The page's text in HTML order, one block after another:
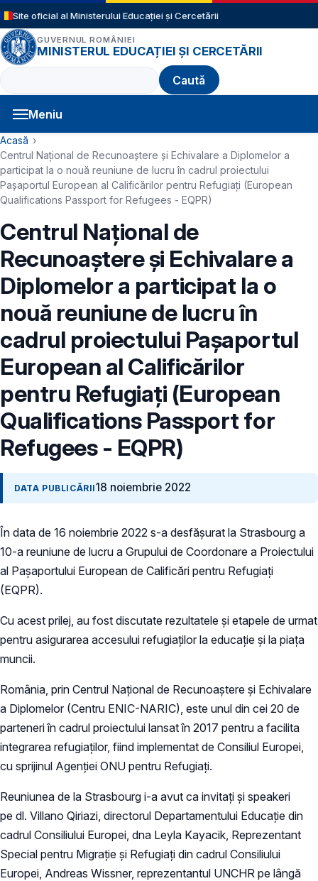
Sari la conținutul principal
Site oficial al Ministerului Educației și Cercetării
GUVERNUL ROMÂNIEI
MINISTERUL EDUCAȚIEI ȘI CERCETĂRII
Caută
Meniu
Navigație principală
Cale de navigare
Acasă
Centrul Național de Recunoaștere și Echivalare a Diplomelor a
participat la o nouă reuniune de lucru în cadrul proiectului
Pașaportul European al Calificărilor pentru Refugiați (European
Qualifications Passport for Refugees - EQPR)
Centrul Național de
Recunoaștere și Echivalare a
Diplomelor a participat la o
nouă reuniune de lucru în
cadrul proiectului Pașaportul
European al Calificărilor
pentru Refugiați (European
Qualifications Passport for
Refugees - EQPR)
DATA PUBLICĂRII18 noiembrie 2022
În data de 16 noiembrie 2022 s-a desfășurat la Strasbourg a
10-a reuniune de lucru a Grupului de Coordonare a Proiectului
al Pașaportului European de Calificări pentru Refugiați
(EQPR).
Cu acest prilej, au fost discutate rezultatele și etapele de urmat
pentru asigurarea accesului refugiaților la educație și la piața
muncii.
România, prin Centrul Național de Recunoaștere și Echivalare
a Diplomelor (Centru ENIC-NARIC), este unul din cei 20 de
parteneri în cadrul proiectului lansat în 2017 pentru a facilita
integrarea refugiaților, fiind implementat de Consiliul Europei,
cu sprijinul Agenţiei ONU pentru Refugiaţi.
Reuniunea de la Strasbourg i-a avut ca invitați și speakeri
pe dl. Villano Qiriazi, directorul Departamentului Educație din
cadrul Consiliului Europei, dna Leyla Kayacik, Reprezentant
Special pentru Migrație și Refugiați din cadrul Consiliului
Europei, Andreas Wissner, reprezentantul UNCHR pe lângă